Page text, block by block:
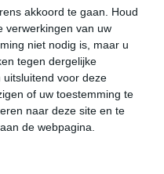
akkoord te gaan. Houd
verwerkingen van uw
niet nodig is, maar u
tegen dergelijke
voor deze
of uw toestemming te
naar deze site en te
de webpagina.
19:00 22:00
19:00 22:00